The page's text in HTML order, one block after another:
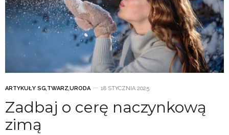
ARTYKUŁY SG,TWARZ,URODA 18 STYCZNIA 2025
Zadbaj o cerę naczynkową
zimą